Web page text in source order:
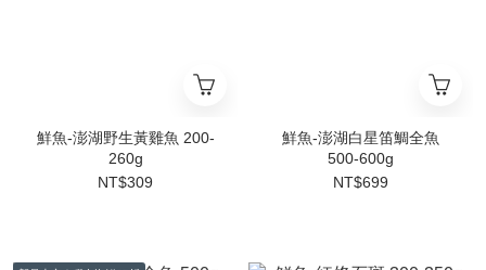
鮮魚-澎湖野生黃雞魚 200-
260g
NT$309
鮮魚-澎湖白星笛鯛全魚
500-600g
NT$699